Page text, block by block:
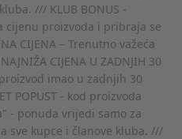
/// KLUB BONUS -
cijenu proizvoda i pribraja se
CIJENA – Trenutno važeća
CIJENA U ZADNJIH 30
imao u zadnjih 30
POPUST - kod proizvoda
- ponuda vrijedi samo za
sve kupce i članove kluba. ///